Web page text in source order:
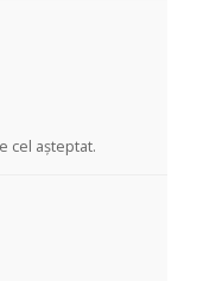
cel așteptat.